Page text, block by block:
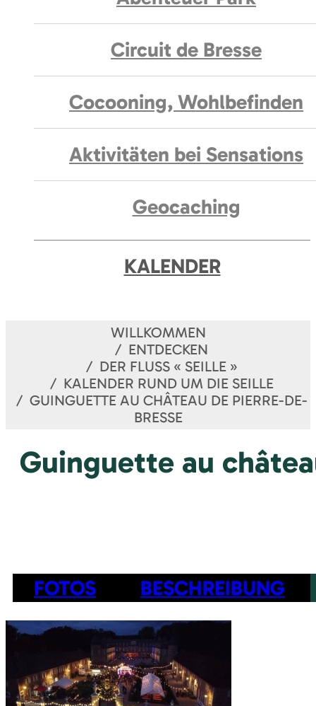
Circuit de Bresse
Cocooning, Wohlbefinden
Aktivitäten bei Sensations
Geocaching
KALENDER
WILLKOMMEN
ENTDECKEN
DER FLUSS « SEILLE »
KALENDER RUND UM DIE SEILLE
GUINGUETTE AU CHÂTEAU DE PIERRE-DE-
BRESSE
Guinguette au
FOTOS BESCHREIBUNG